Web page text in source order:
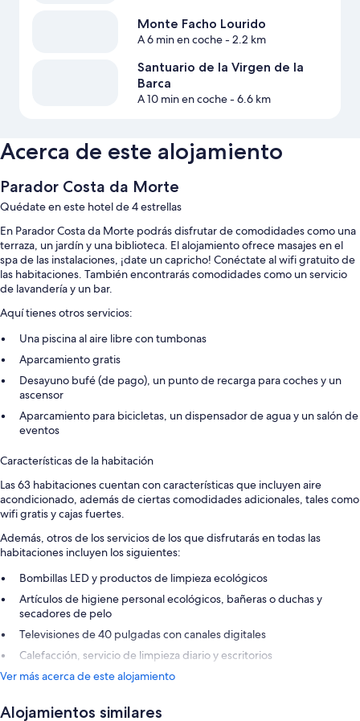
Monte Facho Lourido
A 6 min en coche- 2.2 km
Santuario de la Virgen de la
Barca
A 10 min en coche- 6.6 km
Acerca de este alojamiento
Parador Costa da Morte
Quédate en este hotel de 4 estrellas
En Parador Costa da Morte podrás disfrutar de comodidades como una
terraza, un jardín y una biblioteca. El alojamiento ofrece masajes en el
spa de las instalaciones, ¡date un capricho! Conéctate al wifi gratuito de
las habitaciones. También encontrarás comodidades como un servicio
de lavandería y un bar.
Aquí tienes otros servicios:
Una piscina al aire libre con tumbonas
Aparcamiento gratis
Desayuno bufé (de pago), un punto de recarga para coches y un
ascensor
Aparcamiento para bicicletas, un dispensador de agua y un salón de
eventos
Características de la habitación
Las 63 habitaciones cuentan con características que incluyen aire
acondicionado, además de ciertas comodidades adicionales, tales como
wifi gratis y cajas fuertes.
Además, otros de los servicios de los que disfrutarás en todas las
habitaciones incluyen los siguientes:
Bombillas LED y productos de limpieza ecológicos
Artículos de higiene personal ecológicos, bañeras o duchas y
secadores de pelo
Televisiones de 40 pulgadas con canales digitales
Calefacción, servicio de limpieza diario y escritorios
Ver más acerca de este alojamiento
Alojamientos similares